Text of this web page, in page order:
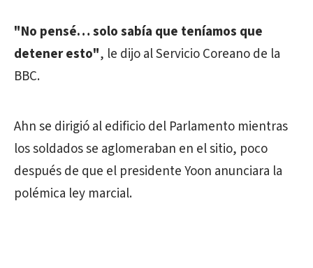
"No pensé… solo sabía que teníamos que
detener esto", le dijo al Servicio Coreano de la
BBC.
Ahn se dirigió al edificio del Parlamento mientras
los soldados se aglomeraban en el sitio, poco
después de que el presidente Yoon anunciara la
polémica ley marcial.